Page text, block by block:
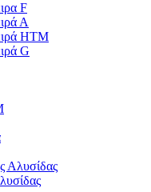
F
Α
HTM
G
Αλυσίδας